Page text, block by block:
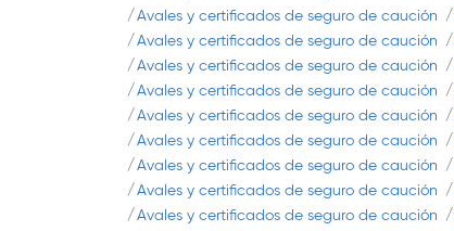
Avales y certificados de seguro de caución
Avales y certificados de seguro de caución
Avales y certificados de seguro de caución
Avales y certificados de seguro de caución
Avales y certificados de seguro de caución
Avales y certificados de seguro de caución
Avales y certificados de seguro de caución
Avales y certificados de seguro de caución
Avales y certificados de seguro de caución